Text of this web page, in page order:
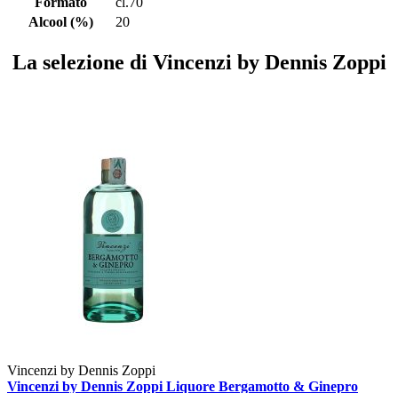
Alcool (%)
20
La selezione di Vincenzi by Dennis Zoppi
Vincenzi by Dennis Zoppi
Vincenzi by Dennis Zoppi Liquore Bergamotto & Ginepro